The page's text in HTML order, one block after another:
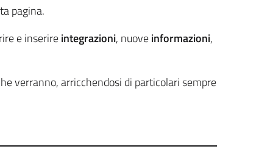
pagina.
e inserireintegrazioni, nuoveinformazioni,
verranno, arricchendosi di particolari sempre